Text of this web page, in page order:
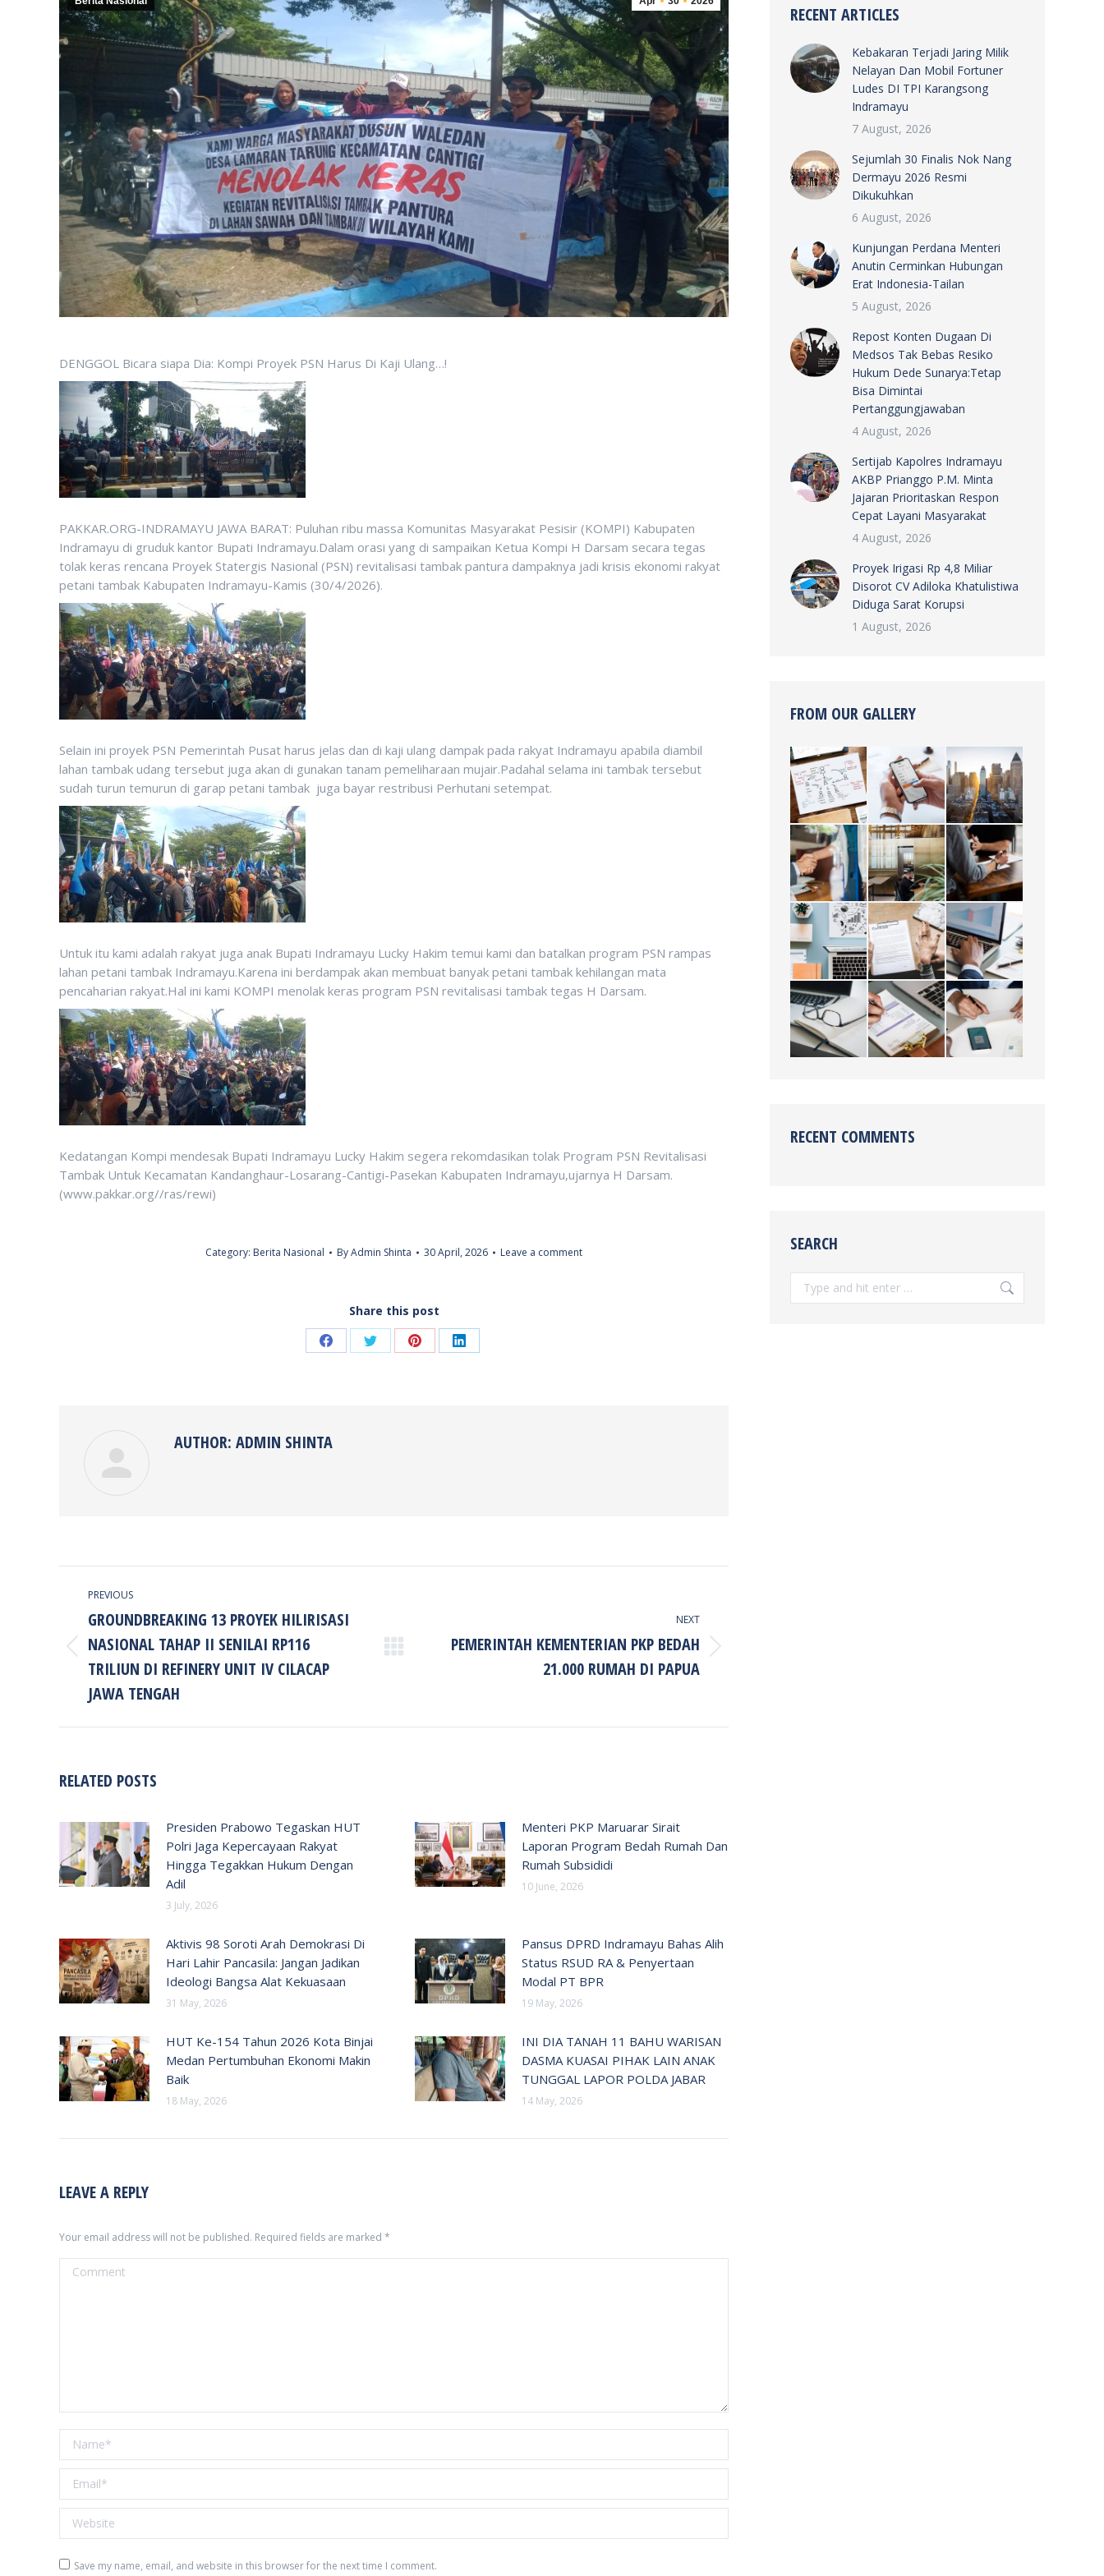
DENGGOL Bicara siapa Dia: Kompi Proyek PSN Harus Di Kaji Ulang…!
PAKKAR.ORG-INDRAMAYU JAWA BARAT: Puluhan ribu massa Komunitas Masyarakat Pesisir (KOMPI) Kabupaten
Indramayu di gruduk kantor Bupati Indramayu.Dalam orasi yang di sampaikan Ketua Kompi H Darsam secara tegas
tolak keras rencana Proyek Statergis Nasional (PSN) revitalisasi tambak pantura dampaknya jadi krisis ekonomi rakyat
petani tambak Kabupaten Indramayu-Kamis (30/4/2026).
Selain ini proyek PSN Pemerintah Pusat harus jelas dan di kaji ulang dampak pada rakyat Indramayu apabila diambil
lahan tambak udang tersebut juga akan di gunakan tanam pemeliharaan mujair.Padahal selama ini tambak tersebut
sudah turun temurun di garap petani tambak juga bayar restribusi Perhutani setempat.
Untuk itu kami adalah rakyat juga anak Bupati Indramayu Lucky Hakim temui kami dan batalkan program PSN rampas
lahan petani tambak Indramayu.Karena ini berdampak akan membuat banyak petani tambak kehilangan mata
pencaharian rakyat.Hal ini kami KOMPI menolak keras program PSN revitalisasi tambak tegas H Darsam.
Kedatangan Kompi mendesak Bupati Indramayu Lucky Hakim segera rekomdasikan tolak Program PSN Revitalisasi
Tambak Untuk Kecamatan Kandanghaur-Losarang-Cantigi-Pasekan Kabupaten Indramayu,ujarnya H Darsam.
(www.pakkar.org//ras/rewi)
Category: Berita Nasional ByAdmin Shinta 30 April, 2026 Leave a comment
Share this post
Share Share Share Share
AUTHOR: ADMIN SHINTA
NAVIGATION
PREVIOUS
Previous
post:
GROUNDBREAKING 13 PROYEK HILIRISASI
NASIONAL TAHAP II SENILAI RP116
TRILIUN DI REFINERY UNIT IV CILACAP
JAWA TENGAH
NEXT
NextPEMERINTAH KEMENTERIAN PKP BEDAH
21.000 RUMAH DI PAPUA
RELATED POSTS
Presiden Prabowo Tegaskan HUT
Polri Jaga Kepercayaan Rakyat
Hingga Tegakkan Hukum Dengan
Adil
3 July, 2026
Menteri PKP Maruarar Sirait
Laporan Program Bedah Rumah Dan
Rumah Subsididi
10 June, 2026
Aktivis 98 Soroti Arah Demokrasi Di
Hari Lahir Pancasila: Jangan Jadikan
Ideologi Bangsa Alat Kekuasaan
31 May, 2026
Pansus DPRD Indramayu Bahas Alih
Status RSUD RA & Penyertaan
Modal PT BPR
19 May, 2026
HUT Ke-154 Tahun 2026 Kota Binjai
Medan Pertumbuhan Ekonomi Makin
Baik
18 May, 2026
INI DIA TANAH 11 BAHU WARISAN
DASMA KUASAI PIHAK LAIN ANAK
TUNGGAL LAPOR POLDA JABAR
14 May, 2026
LEAVE A REPLY
Your email address will not be published. Required fields are marked *
Comment
Name *
Email *
Website
Save my name, email, and website in this browser for the next time I comment.
RECENT ARTICLES
Kebakaran Terjadi Jaring Milik
Nelayan Dan Mobil Fortuner
Ludes DI TPI Karangsong
Indramayu
7 August, 2026
Sejumlah 30 Finalis Nok Nang
Dermayu 2026 Resmi
Dikukuhkan
6 August, 2026
Kunjungan Perdana Menteri
Anutin Cerminkan Hubungan
Erat Indonesia-Tailan
5 August, 2026
Repost Konten Dugaan Di
Medsos Tak Bebas Resiko
Hukum Dede Sunarya:Tetap
Bisa Dimintai
Pertanggungjawaban
4 August, 2026
Sertijab Kapolres Indramayu
AKBP Prianggo P.M. Minta
Jajaran Prioritaskan Respon
Cepat Layani Masyarakat
4 August, 2026
Proyek Irigasi Rp 4,8 Miliar
Disorot CV Adiloka Khatulistiwa
Diduga Sarat Korupsi
1 August, 2026
FROM OUR GALLERY
RECENT COMMENTS
SEARCH
Search: